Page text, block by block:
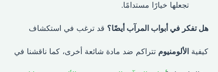
تجعلها خيارًا مستدامًا.
هل تفكر في أبواب المرآب أيضًا؟قد ترغب في استكشاف
كيفيةالألومنيومتتراكم ضد مادة شائعة أخرى، كما ناقشنا في